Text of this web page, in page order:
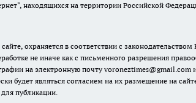
находящихся на территории Российской
охраняется в соответствии с
не иначе как с письменного разрешения
на электронную почту
будет являться согласием на их размещение на
публикации.